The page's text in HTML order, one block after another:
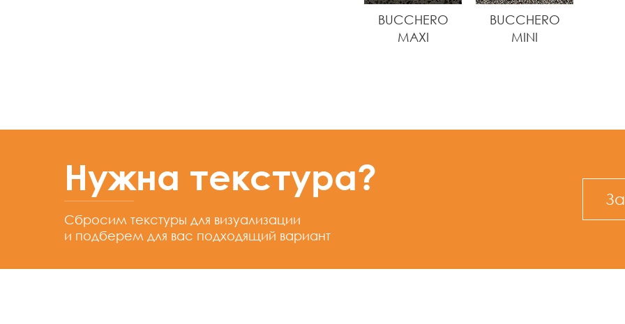
BUCCHERO
MAXI
BUCCHERO
MINI
Нужна текстура?
Сбросим текстуры для визуализации
и подберем для вас подходящий вариант